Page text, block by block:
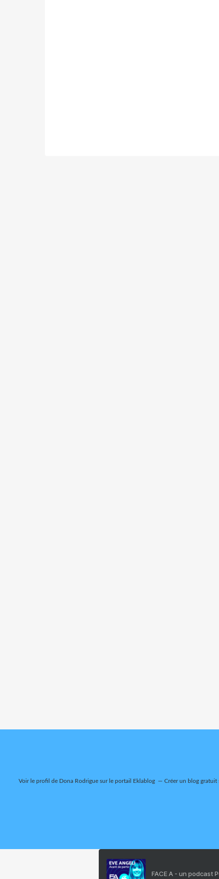
Voir le profil de Dona Rodriguesur le portail Eklablog Créer un blog gratuit
FACE A - un podcast